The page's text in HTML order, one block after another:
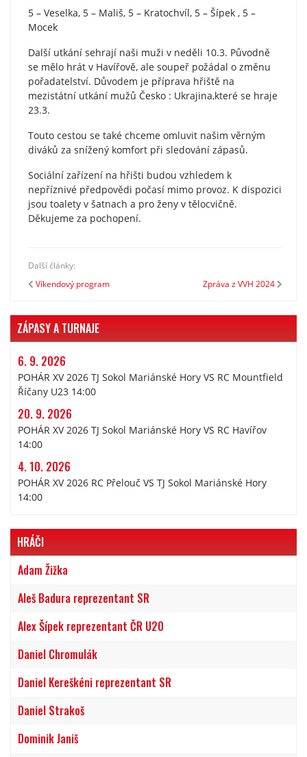
5 – Veselka, 5 – Mališ, 5 – Kratochvíl, 5 – Šípek , 5 –
Mocek
Další utkání sehrají naši muži v neděli 10.3. Původně
se mělo hrát v Havířově, ale soupeř požádal o změnu
pořadatelství. Důvodem je příprava hřiště na
mezistátní utkání mužů Česko : Ukrajina,které se hraje
23.3.
Touto cestou se také chceme omluvit našim věrným
diváků za snížený komfort při sledování zápasů.
Sociální zařízení na hřišti budou vzhledem k
nepříznivé předpovědi počasí mimo provoz. K dispozici
jsou toalety v šatnach a pro ženy v tělocvičně.
Děkujeme za pochopení.
Další články:
Víkendový program
Zpráva z VVH 2024
ZÁPASY A TURNAJE
6. 9. 2026
POHÁR XV 2026 TJ Sokol Mariánské Hory VS RC Mountfield
Říčany U23 14:00
20. 9. 2026
POHÁR XV 2026 TJ Sokol Mariánské Hory VS RC Havířov
14:00
4. 10. 2026
POHÁR XV 2026 RC Přelouč VS TJ Sokol Mariánské Hory
14:00
HRÁČI
Adam Žižka
Aleš Badura reprezentant SR
Alex Šípek reprezentant ČR U20
Daniel Chromulák
Daniel Kereškéni reprezentant SR
Daniel Strakoš
Dominik Janiš